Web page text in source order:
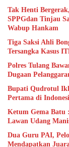
Tak Henti
SPPGdan Tinjau
Wabup Hankam
Tiga Saksi Ahli
Tersangka Kasus
Polres Tulang
Dugaan
Bupati Qudrotul
Pertama di
Ketum Gema Batu
Lawan Udang
Dua Guru PAI,
Mendapatkan